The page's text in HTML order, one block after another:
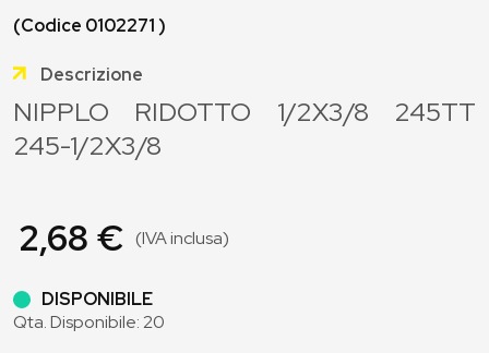
(Codice 0102271 )
Descrizione
NIPPLO RIDOTTO 1/2X3/8 245TT
245-1/2X3/8
2,68 € (IVA inclusa)
DISPONIBILE
Qta. Disponibile: 20